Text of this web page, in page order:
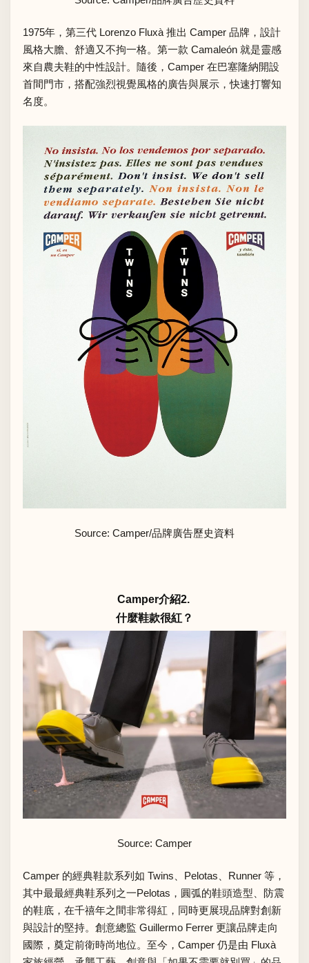
1975年，第三代 Lorenzo Fluxà 推出 Camper 品牌，設計
風格大膽、舒適又不拘一格。第一款 Camaleón 就是靈感
來自農夫鞋的中性設計。隨後，Camper 在巴塞隆納開設
首間門市，搭配強烈視覺風格的廣告與展示，快速打響知
名度。
Source: Camper/品牌廣告歷史資料
Camper介紹2.
什麼鞋款很紅？
Source: Camper
Camper 的經典鞋款系列如 Twins、Pelotas、Runner 等，
其中最最經典鞋系列之一Pelotas，圓弧的鞋頭造型、防震
的鞋底，在千禧年之間非常得紅，同時更展現品牌對創新
與設計的堅持。創意總監 Guillermo Ferrer 更讓品牌走向
國際，奠定前衛時尚地位。至今，Camper 仍是由 Fluxà